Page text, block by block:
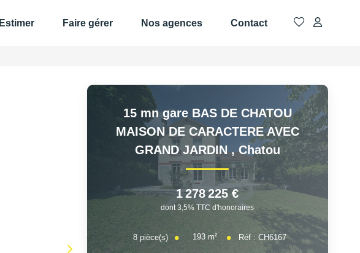
Estimer Faire gérer Nos agences Contact
15 mn gare BAS DE CHATOU
MAISON DE CARACTERE AVEC
GRAND JARDIN,Chatou
1 278 225 €
dont 3,5% TTC d'honoraires
8pièce(s) 193m² Réf :CH6167